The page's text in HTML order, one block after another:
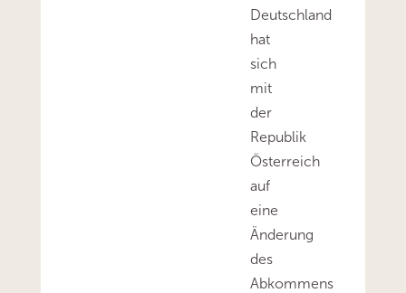
Deutschland
hat
sich
mit
der
Republik
Österreich
auf
eine
Änderung
des
Abkommens